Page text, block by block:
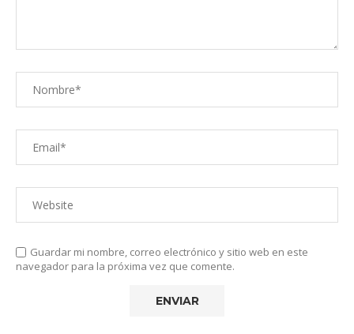
Guardar mi nombre, correo electrónico y sitio web en este
navegador para la próxima vez que comente.